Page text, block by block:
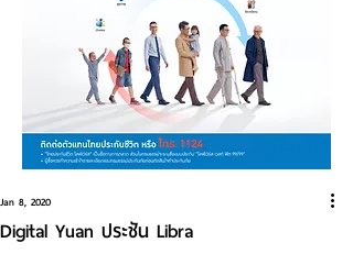
Digital Yuan ประชัน Libra
Jan 8, 2020